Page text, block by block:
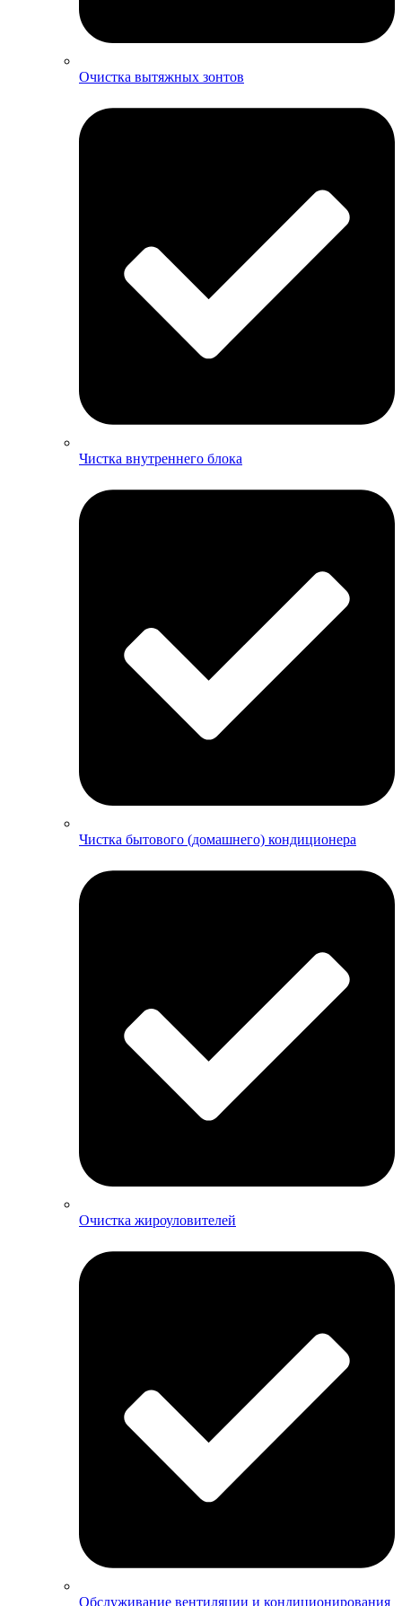
Очистка вытяжных зонтов
Чистка внутреннего блока
Чистка бытового (домашнего) кондиционера
Очистка жироуловителей
Обслуживание вентиляции и кондиционирования